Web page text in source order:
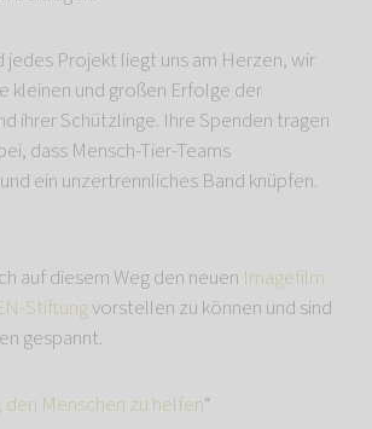
jedes Projekt liegt uns am Herzen, wir
kleinen und großen Erfolge der
ihrer Schützlinge. Ihre Spenden tragen
dass Mensch-Tier-Teams
ein unzertrennliches Band knüpfen.
auf diesem Weg den neuen Imagefilm
Stiftungvorstellen zu können und sind
gespannt.
Menschen zu helfen“